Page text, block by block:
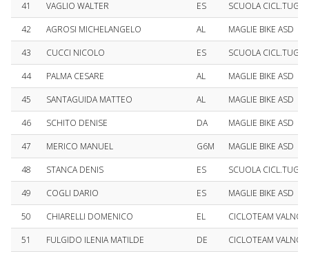
41
VAGLIO WALTER ES
SCUOLA
42
AGROSI MICHELANGELO AL
MAGLIE BIKE ASD
43
CUCCI NICOLO ES
SCUOLA
44
PALMA CESARE AL
MAGLIE BIKE ASD
45
SANTAGUIDA MATTEO AL
MAGLIE BIKE ASD
46
SCHITO DENISE DA
MAGLIE BIKE ASD
47
MERICO MANUEL G6M
MAGLIE BIKE ASD
48
STANCA DENIS ES
SCUOLA
49
COGLI DARIO ES
MAGLIE BIKE ASD
50
CHIARELLI DOMENICO EL
CICLOTEAM
51
FULGIDO ILENIA MATILDE DE
CICLOTEAM